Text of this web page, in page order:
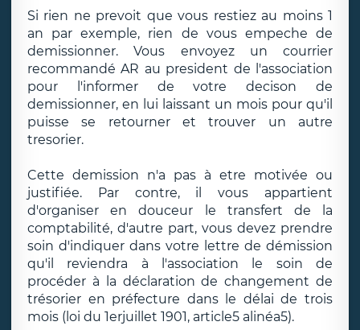
Si rien ne prevoit que vous restiez au moins 1
an par exemple, rien de vous empeche de
demissionner. Vous envoyez un courrier
recommandé AR au president de l'association
pour l'informer de votre decison de
demissionner, en lui laissant un mois pour qu'il
puisse se retourner et trouver un autre
tresorier.
Cette demission n'a pas à etre motivée ou
justifiée. Par contre, il vous appartient
d'organiser en douceur le transfert de la
comptabilité, d'autre part, vous devez prendre
soin d'indiquer dans votre lettre de démission
qu'il reviendra à l'association le soin de
procéder à la déclaration de changement de
trésorier en préfecture dans le délai de trois
mois (loi du 1erjuillet 1901, article5 alinéa5).